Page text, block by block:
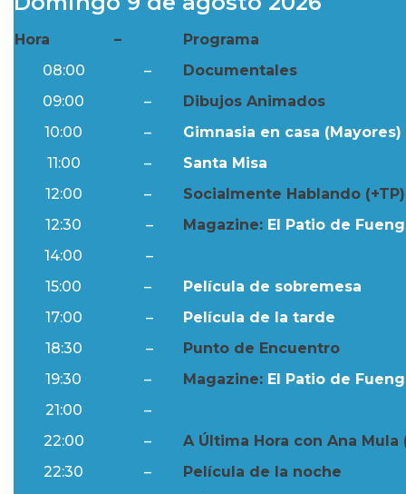
Hora –
Programa
08:00
–
Documentales
09:00
–
Dibujos Animados
10:00
–
Gimnasia en casa (Mayores)
11:00
–
Santa Misa
12:00
–
Socialmente Hablando (+TP)
12:30
– Magazine: El Patio de
14:00
–
15:00
–
Película de sobremesa
17:00
–
Película de la tarde
18:30
–
Punto de Encuentro
19:30
– Magazine: El Patio de
21:00
–
22:00
–
A Última Hora con Ana Mula
22:30
–
Película de la noche